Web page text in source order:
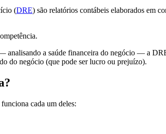
(DRE) são relatórios contábeis elaborados em
a saúde financeira do negócio — a
do negócio (que pode ser lucro ou prejuízo).
cada um deles: